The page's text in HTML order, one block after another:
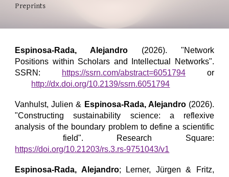
Preprints
Espinosa-Rada, Alejandro (2026).
"Network
Positions within Scholars and Intellectual Networks".
SSRN:
https://ssrn.com/abstract=6051794 or
http://dx.doi.org/10.2139/ssrn.6051794
Vanhulst, Julien & Espinosa-Rada, Alejandro(2026).
"Constructing sustainability science: a reflexive
analysis of the boundary problem to define a scientific
field". Research Square:
https://doi.org/10.21203/rs.3.rs-9751043/v1
Espinosa-Rada, Alejandro; Lerner, Jürgen & Fritz,